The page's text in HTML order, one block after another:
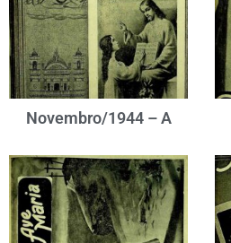
Novembro/1944 – A